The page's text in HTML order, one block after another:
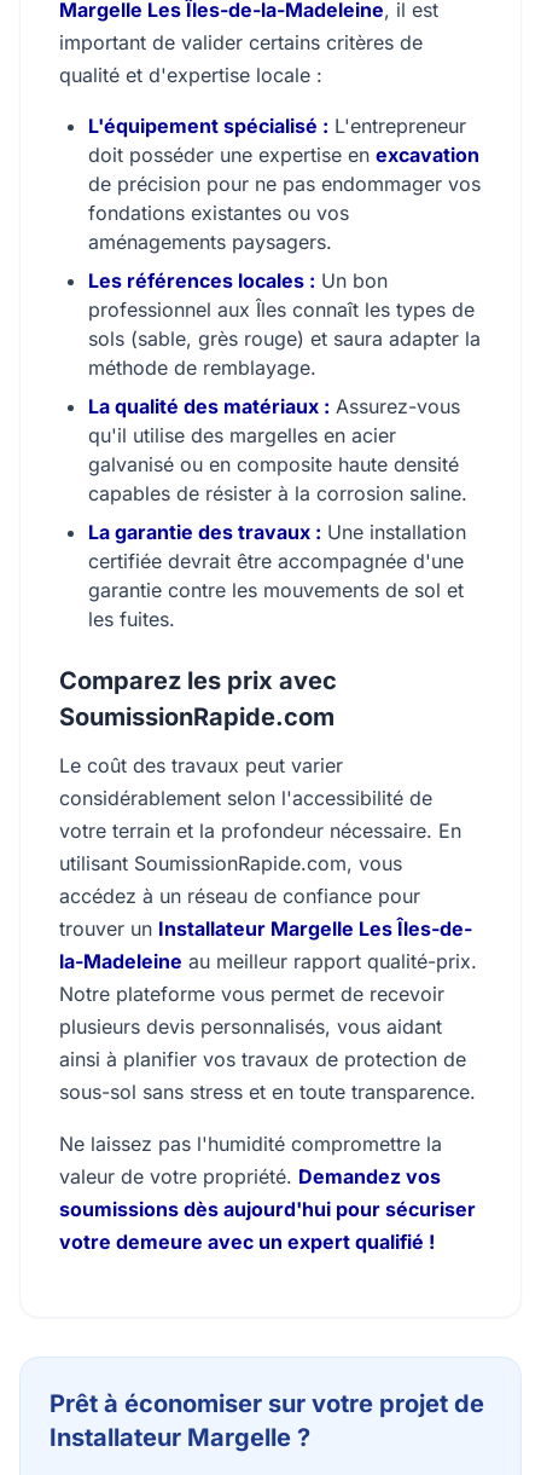
Margelle Les Îles-de-la-Madeleine, il est
important de valider certains critères de
qualité et d'expertise locale :
L'équipement spécialisé : L'entrepreneur
doit posséder une expertise en excavation
de précision pour ne pas endommager vos
fondations existantes ou vos
aménagements paysagers.
Les références locales : Un bon
professionnel aux Îles connaît les types de
sols (sable, grès rouge) et saura adapter la
méthode de remblayage.
La qualité des matériaux : Assurez-vous
qu'il utilise des margelles en acier
galvanisé ou en composite haute densité
capables de résister à la corrosion saline.
La garantie des travaux : Une installation
certifiée devrait être accompagnée d'une
garantie contre les mouvements de sol et
les fuites.
Comparez les prix avec
SoumissionRapide.com
Le coût des travaux peut varier
considérablement selon l'accessibilité de
votre terrain et la profondeur nécessaire. En
utilisant SoumissionRapide.com, vous
accédez à un réseau de confiance pour
trouver un Installateur Margelle Les Îles-de-
la-Madeleine au meilleur rapport qualité-prix.
Notre plateforme vous permet de recevoir
plusieurs devis personnalisés, vous aidant
ainsi à planifier vos travaux de protection de
sous-sol sans stress et en toute transparence.
Ne laissez pas l'humidité compromettre la
valeur de votre propriété. Demandez vos
soumissions dès aujourd'hui pour sécuriser
votre demeure avec un expert qualifié !
Prêt à économiser sur votre projet de
Installateur Margelle ?